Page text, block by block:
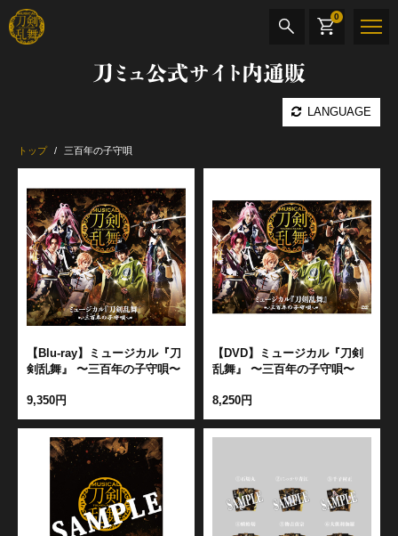
刀ミュ公式サイト内通販
LANGUAGE
0
CD・DVD BOOK
最新カテゴリー
加州清光 単騎出陣 極
髭切 単騎出陣 ～夢幻泡影～
トップ 三百年の子守唄
【Blu-ray】ミュージカル『刀
剣乱舞』 〜三百年の子守唄〜
9,350円
【DVD】ミュージカル『刀剣
乱舞』 〜三百年の子守唄〜
8,250円